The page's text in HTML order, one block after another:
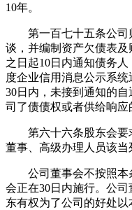
10年。
第一百七十五条公司
谈，并编制资产欠债表
之日起10日内通知债务
度企业信用消息公示系
30日内，未接到通知的
司了债债权或者供给响应
第六十六条股东会要
董事、高级办理人员该当
公司董事会不按照本
会正在30日内施行。公
东有权为了公司的好处以